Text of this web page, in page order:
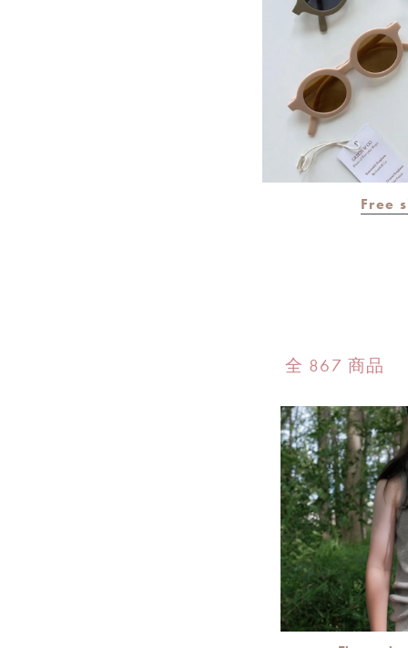
Free
全 867 商品